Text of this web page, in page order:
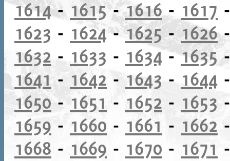
1614- 1615-1616- 1617
1623 - 1624-1625-1626
1632 - 1633 - 1634-1635
1641 - 1642 - 1643 - 1644
1650-1651 - 1652 - 1653
1659 - 1660 - 1661 - 1662
1668 - 1669 - 1670 - 1671